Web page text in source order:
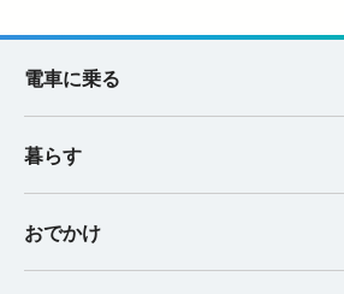
電車に乗る
暮らす
おでかけ